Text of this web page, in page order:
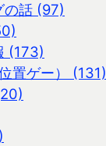
の話 (97)
(173)
置ゲー） (131)